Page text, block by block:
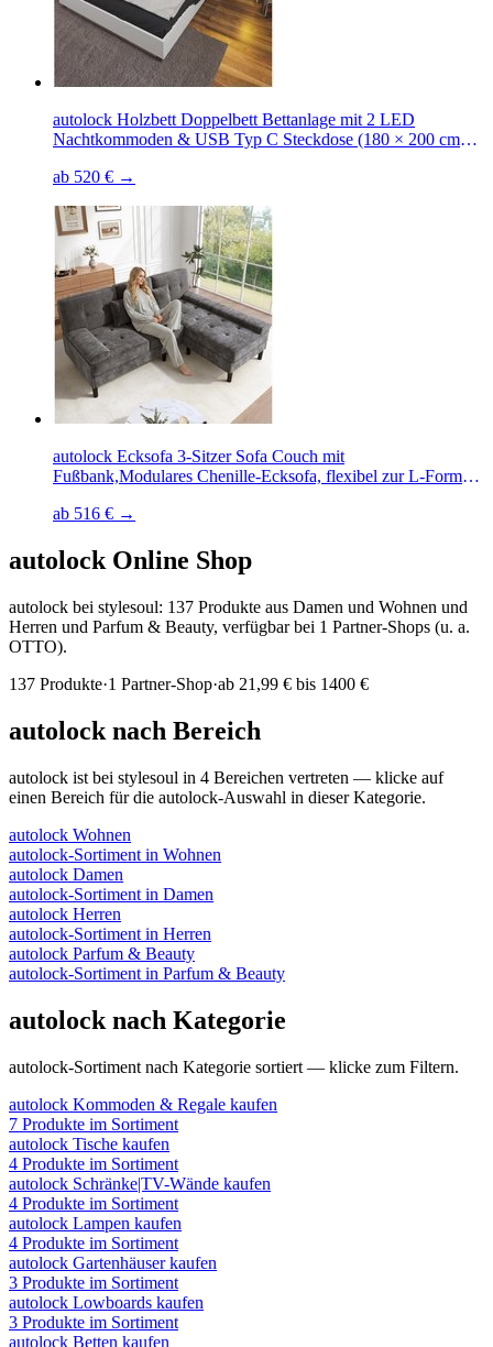
autolock Holzbett Doppelbett Bettanlage mit 2 LED
Nachtkommoden & USB Typ C Steckdose (180 × 200 cm
ab 520 € →
autolock Ecksofa 3-Sitzer Sofa Couch mit
Fußbank,Modulares Chenille-Ecksofa, flexibel zur L-Form-
ab 516 € →
autolock Online Shop
autolock bei stylesoul: 137 Produkte aus Damen und Wohnen und
Herren und Parfum & Beauty, verfügbar bei 1 Partner-Shops (u. a.
OTTO).
137 Produkte·1 Partner-Shop·ab 21,99 € bis 1400 €
autolock nach Bereich
autolock ist bei stylesoul in 4 Bereichen vertreten — klicke auf
einen Bereich für die autolock-Auswahl in dieser Kategorie.
autolock Wohnen
autolock-Sortiment in Wohnen
autolock Damen
autolock-Sortiment in Damen
autolock Herren
autolock-Sortiment in Herren
autolock Parfum & Beauty
autolock-Sortiment in Parfum & Beauty
autolock nach Kategorie
autolock-Sortiment nach Kategorie sortiert — klicke zum Filtern.
autolock Kommoden & Regale kaufen
7 Produkte im Sortiment
autolock Tische kaufen
4 Produkte im Sortiment
autolock Schränke|TV-Wände kaufen
4 Produkte im Sortiment
autolock Lampen kaufen
4 Produkte im Sortiment
autolock Gartenhäuserkaufen
3 Produkte im Sortiment
autolock Lowboards kaufen
3 Produkte im Sortiment
autolock Betten kaufen